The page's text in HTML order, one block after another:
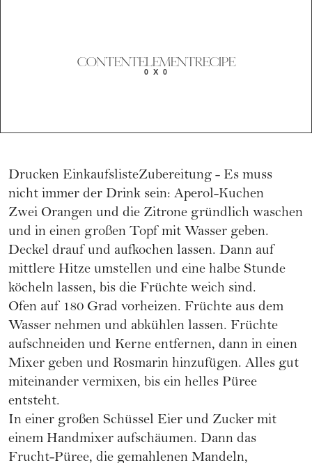
CONTENTELEMENTRECIPE
0 X 0
Drucken EinkaufslisteZubereitung - Es muss
nicht immer der Drink sein: Aperol-Kuchen
Zwei Orangen und die Zitrone gründlich waschen
und in einen großen Topf mit Wasser geben.
Deckel drauf und aufkochen lassen. Dann auf
mittlere Hitze umstellen und eine halbe Stunde
köcheln lassen, bis die Früchte weich sind.
Ofen auf 180 Grad vorheizen. Früchte aus dem
Wasser nehmen und abkühlen lassen. Früchte
aufschneiden und Kerne entfernen, dann in einen
Mixer geben und Rosmarin hinzufügen. Alles gut
miteinander vermixen, bis ein helles Püree
entsteht.
In einer großen Schüssel Eier und Zucker mit
einem Handmixer aufschäumen. Dann das
Frucht-Püree, die gemahlenen Mandeln,